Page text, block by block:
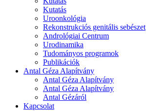
Kutatás
Uroonkológia
Rekonstrukciós genitális sebészet
Andrológiai Centrum
Urodinamika
Tudományos programok
Publikációk
Antal Géza Alapítvány
Antal Géza Alapítvány
Antal Géza Alapítvány
Antal Gézáról
Kapcsolat